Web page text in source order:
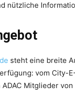
nützliche
steht eine breite
vom City-
Mitglieder